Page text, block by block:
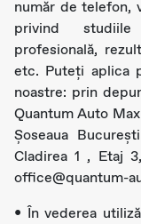
număr de telefon,
privind studiile
profesională,
etc. Puteți aplica
noastre: prin
Quantum Auto
Șoseaua
Cladirea 1 , Etaj
office@quantum-
• În vederea